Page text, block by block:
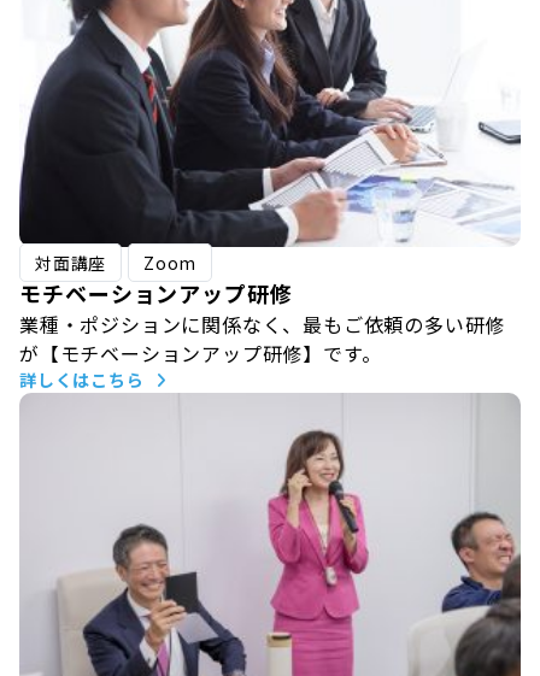
対面講座 Zoom
モチベーションアップ研修
業種・ポジションに関係なく、最もご依頼の多い研修
が【モチベーションアップ研修】です。
詳しくはこちら